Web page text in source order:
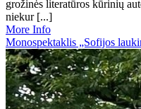
grožinės literatūros kūrinių
niekur [...]
More Info
Monospektaklis „Sofijos